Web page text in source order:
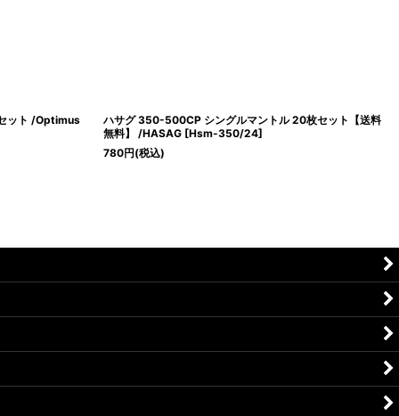
ット /Optimus
ハサグ 350-500CP シングルマントル 20枚セット【送料
無料】 /HASAG [Hsm-350/24]
780円(税込)